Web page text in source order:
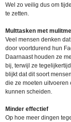
Wel zo veilig dus om
te zetten.
Multtasken met
Veel mensen denken
door voortdurend hun
Daarnaast houden ze
bij, terwijl ze
blijkt dat dit soort
die ze moeten
kunnen scheiden.
Minder effectief
Op hoe meer dingen